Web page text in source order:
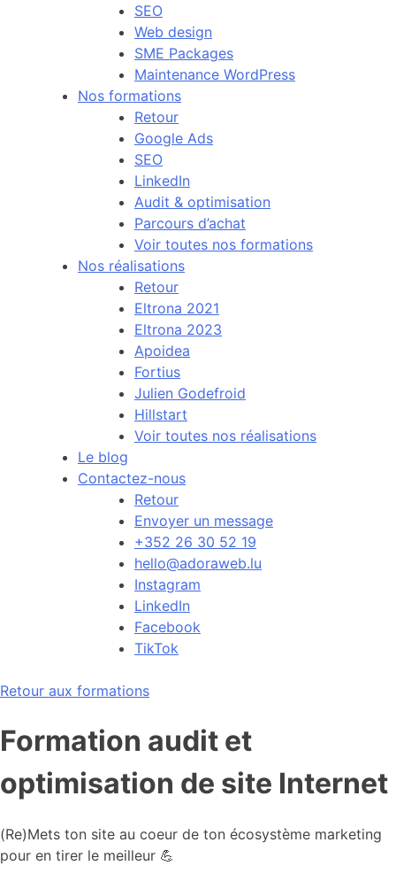
SEO
Web design
SME Packages
Maintenance WordPress
Nos formations
Retour
Google Ads
SEO
LinkedIn
Audit & optimisation
Parcours d’achat
Voir toutes nos formations
Nos réalisations
Retour
Eltrona 2021
Eltrona 2023
Apoidea
Fortius
Julien Godefroid
Hillstart
Voir toutes nos réalisations
Le blog
Contactez-nous
Retour
Envoyer un message
+352 26 30 52 19
hello@adoraweb.lu
Instagram
LinkedIn
Facebook
TikTok
Retour aux formations
Formation audit et
optimisation de site Internet
(Re)Mets ton site au coeur️️ de ton écosystème marketing
pour en tirer le meilleur 💪